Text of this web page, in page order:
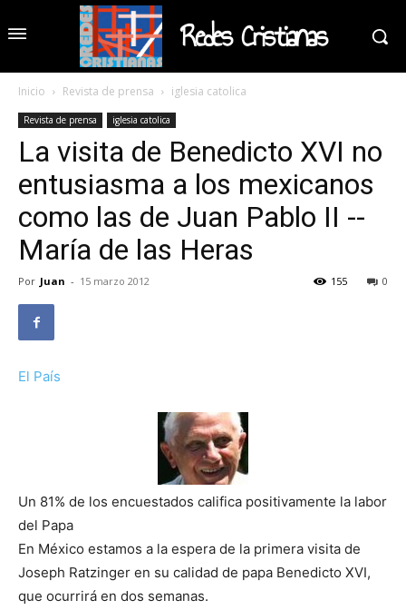
Redes Cristianas
Inicio Revista de prensa iglesia catolica
Revista de prensa iglesia catolica
La visita de Benedicto XVI no
entusiasma a los mexicanos
como las de Juan Pablo II --
María de las Heras
Por Juan - 15 marzo 2012 0
155
El País
Un 81% de los encuestados califica positivamente la labor
del Papa
En México estamos a la espera de la primera visita de
Joseph Ratzinger en su calidad de papa Benedicto XVI,
que ocurrirá en dos semanas.